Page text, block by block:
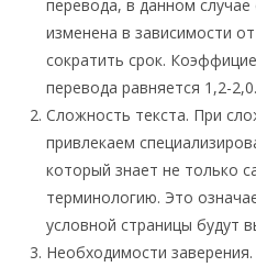
перевода, в данном
изменена в зависимости
сократить срок.
перевода равняется 1,2-2,0.
Сложность текста. При
привлекаем
который знает не только
терминологию. Это
условной страницы будут
Необходимости